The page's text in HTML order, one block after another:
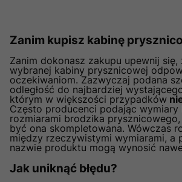
Zanim kupisz kabinę
Zanim dokonasz zakupu upewnij się,
wybranej kabiny prysznicowej
oczekiwaniom. Zazwyczaj podana
odległość do najbardziej
którym w większości przypadków
Często producenci podając wymiary
rozmiarami brodzika
być ona skompletowana. Wówczas
między rzeczywistymi wymiarami, a
nazwie produktu mogą wynosić
Jak uniknąć błędu?